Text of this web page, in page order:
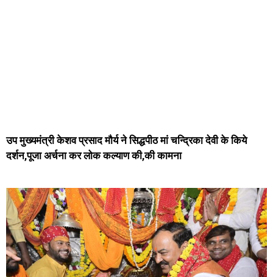
उप मुख्यमंत्री केशव प्रसाद मौर्य ने सिद्धपीठ मां चन्द्रिका देवी के किये
दर्शन,पूजा अर्चना कर लोक कल्याण की,की कामना